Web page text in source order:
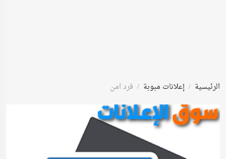
الرئيسية إعلانات مبوبة فرد امن